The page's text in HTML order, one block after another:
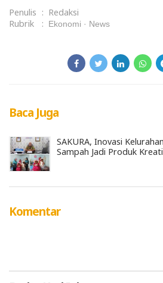
Penulis : Redaksi
Rubrik
: Ekonomi News
Baca Juga
SAKURA, Inovasi
Sampah Jadi Produk
Komentar